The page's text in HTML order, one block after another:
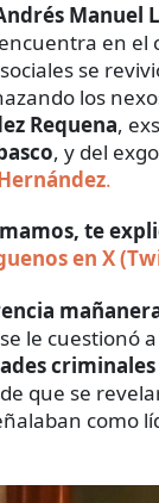
Manuel
en el
se
los
Requena,
, y del
.
te
en X
le cuestionó
que se
como